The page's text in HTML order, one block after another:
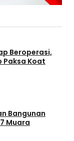
Beroperasi,
Paksa Koat
Bangunan
Muara